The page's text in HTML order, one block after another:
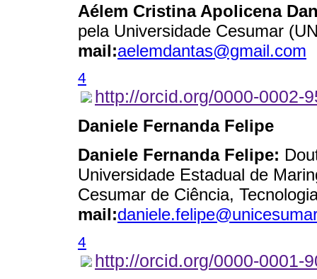
Aélem Cristina Apolicena
pela Universidade Cesumar
mail:aelemdantas@gmail.com
4
http://orcid.org/0000-0002-
Daniele Fernanda Felipe
Daniele Fernanda Felipe:
Universidade Estadual de
Cesumar de Ciência,
mail:
4
http://orcid.org/0000-0001-